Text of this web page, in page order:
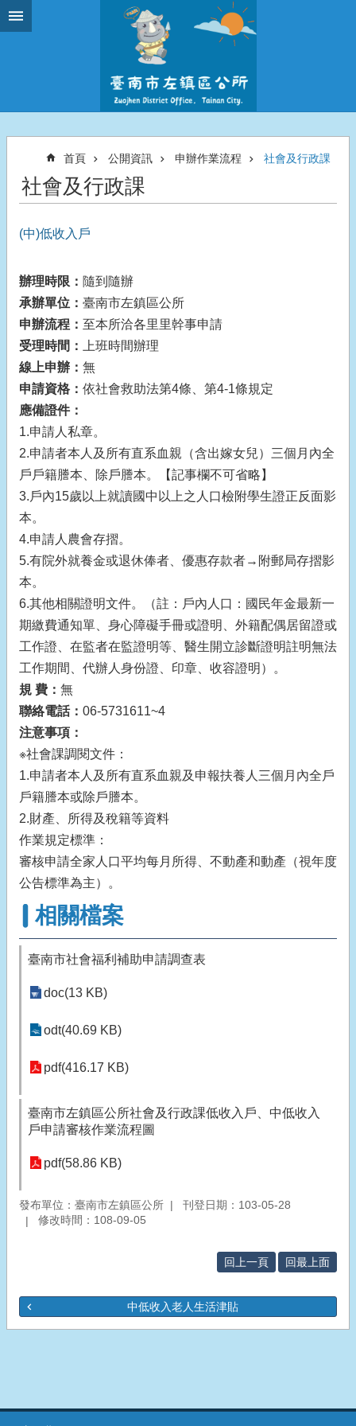
跳到主要內容區塊
首頁 公開資訊 申辦作業流程 社會及行政課
社會及行政課
(中)低收入戶
辦理時限： 隨到隨辦
承辦單位： 臺南市左鎮區公所
申辦流程： 至本所洽各里里幹事申請
受理時間：
上班時間辦理
線上申辦： 無
申請資格： 依社會救助法第4條、第4-1條規定
應備證件：
1.申請人私章。
2.申請者本人及所有直系血親（含出嫁女兒）三個月內全
戶戶籍謄本、除戶謄本。【記事欄不可省略】
3.戶內15歲以上就讀國中以上之人口檢附學生證正反面影
本。
4.申請人農會存摺。
5.有院外就養金或退休俸者、優惠存款者→附郵局存摺影
本。
6.其他相關證明文件。（註：戶內人口：國民年金最新一
期繳費通知單、身心障礙手冊或證明、外籍配偶居留證或
工作證、在監者在監證明等、醫生開立診斷證明註明無法
工作期間、代辦人身份證、印章、收容證明）。
規 費： 無
聯絡電話： 06-5731611~4
注意事項：
※社會課調閱文件：
1.申請者本人及所有直系血親及申報扶養人三個月內全戶
戶籍謄本或除戶謄本。
2.財產、所得及稅籍等資料
作業規定標準：
審核申請全家人口平均每月所得、不動產和動產（視年度
公告標準為主）。
相關檔案
臺南市社會福利補助申請調查表
doc(13 KB)
odt(40.69 KB)
pdf(416.17 KB)
臺南市左鎮區公所社會及行政課低收入戶、中低收入
戶申請審核作業流程圖
pdf(58.86 KB)
發布單位：臺南市左鎮區公所
刊登日期：103-05-28
修改時間：108-09-05
回上一頁 回最上面
中低收入老人生活津貼